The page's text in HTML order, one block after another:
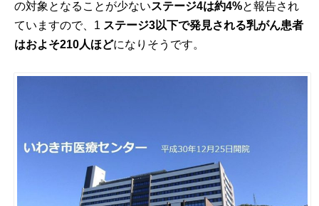
の対象となることが少ないステージ4は約4%と報告され
ていますので、 1 ステージ3以下で発見される乳がん患者
はおよそ210人ほどになりそうです。